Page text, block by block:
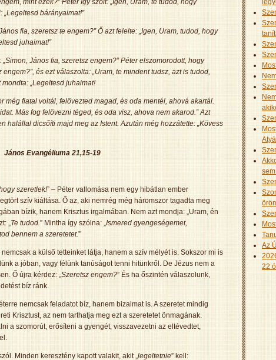
mint ezek?” Péter így szólt: „Igen, Uram, te tudod, hogy
„Legeltesd bárányaimat!”
fia, szeretsz te engem?” Ő azt felelte: „Igen, Uram, tudod, hogy
juhaimat!”
János fia, szeretsz engem?” Péter elszomorodott, hogy
és ezt válaszolta: „Uram, te mindent tudsz, azt is tudod,
„Legeltesd juhaimat!
még fiatal voltál, felövezted magad, és oda mentél, ahová akartál.
Más fog felövezni téged, és oda visz, ahova nem akarod.” Azt
halállal dicsőíti majd meg az Istent. Azután még hozzátette: „Kövess
János Evangéliuma 21,15-19
szeretlek!” – Péter vallomása nem egy hibátlan ember
szív kiáltása. Ő az, aki nemrég még háromszor tagadta meg
bízik, hanem Krisztus irgalmában. Nem azt mondja: „Uram, én
„Te tudod.” Mintha így szólna: „Ismered gyengeségemet,
bennem a szeretetet.”
a külső tetteinket látja, hanem a szív mélyét is. Sokszor mi is
a jóban, vagy félünk tanúságot tenni hitünkről. De Jézus nem a
Ő újra kérdez: „Szeretsz engem?” És ha őszintén válaszolunk,
bíz ránk.
nemcsak feladatot bíz, hanem bizalmat is. A szeretet mindig
Krisztust, az nem tarthatja meg ezt a szeretetet önmagának.
a szomorút, erősíteni a gyengét, visszavezetni az eltévedtet,
Minden keresztény kapott valakit, akit „legeltetnie” kell:
Az
22